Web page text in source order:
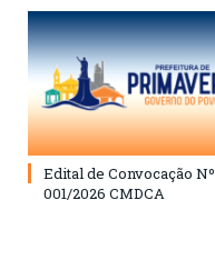
Edital de Convocação Nº
001/2026 CMDCA